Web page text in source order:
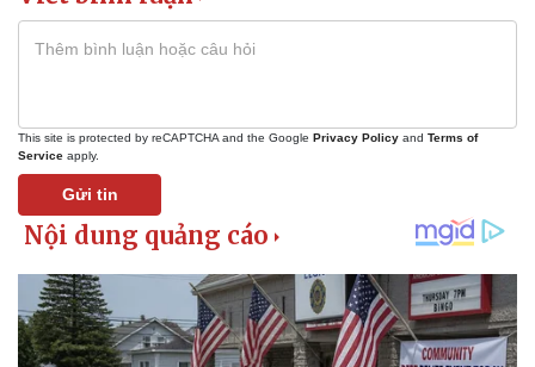
Thế giới thể thao
eSports
Hậu trường
Tư vấn
This site is protected by reCAPTCHA and the Google Privacy Policy and Terms of
Service apply.
Gửi tin